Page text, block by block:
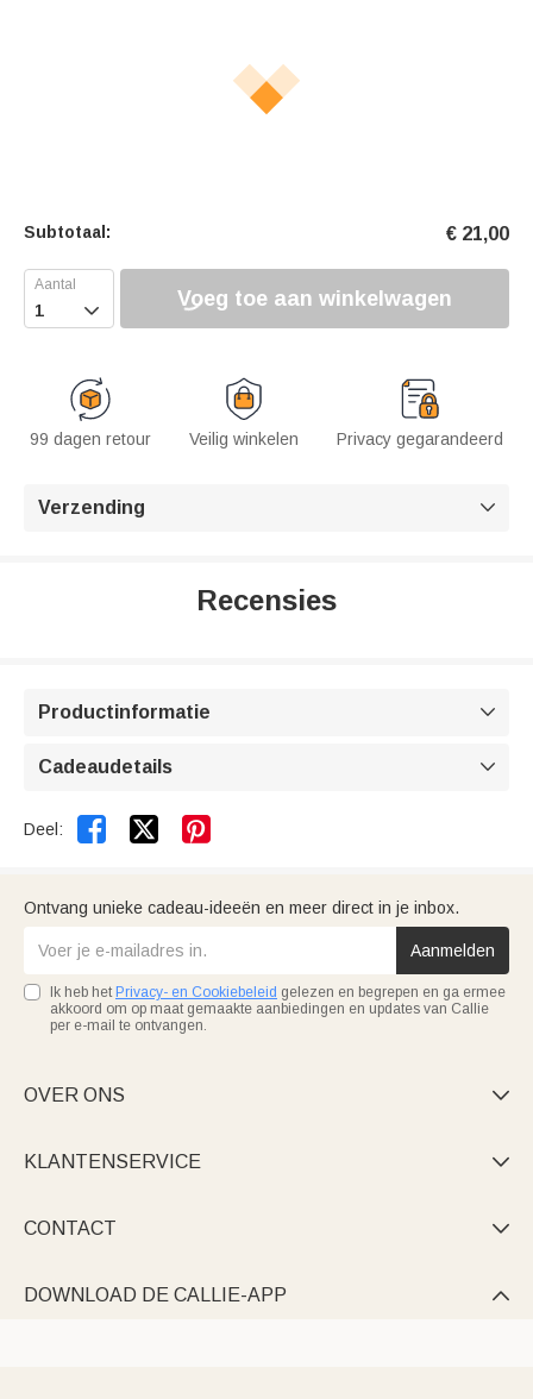
Subtotaal: € 21,00
 Voeg toe aan winkelwagen
99 dagen retour Veilig winkelen Privacy gegarandeerd
Verzending 
Recensies
Productinformatie 
Cadeaudetails 
Deel:  
Ontvang unieke cadeau-ideeën en meer direct in je inbox.
Aanmelden
Ik heb het Privacy- en Cookiebeleid gelezen en begrepen en ga ermee
akkoord om op maat gemaakte aanbiedingen en updates van Callie
per e-mail te ontvangen.
OVER ONS 
KLANTENSERVICE 
CONTACT 
DOWNLOAD DE CALLIE-APP 